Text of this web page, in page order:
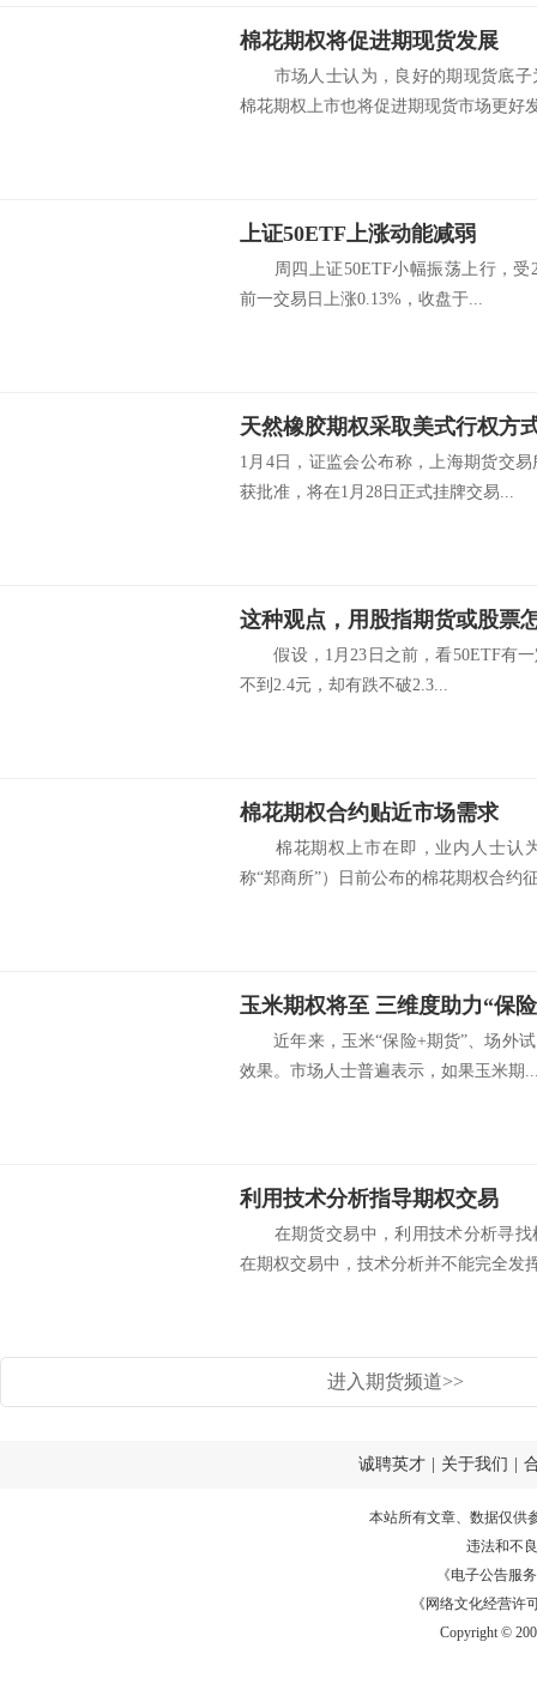
棉花期权将促进期现货发展
市场人士认为，良好的期现货底子
棉花期权上市也将促进期现货市场更好
上证50ETF上涨动能减弱
周四上证50ETF小幅振荡上行，受
前一交易日上涨0.13%，收盘于...
天然橡胶期权采取美式行权方
1月4日，证监会公布称，上海期货交
获批准，将在1月28日正式挂牌交易...
这种观点，用股指期货或股票
假设，1月23日之前，看50ETF有一
不到2.4元，却有跌不破2.3...
棉花期权合约贴近市场需求
棉花期权上市在即，业内人士认
称“郑商所”）日前公布的棉花期权合约
玉米期权将至 三维度助力“保
近年来，玉米“保险+期货”、场外试
效果。市场人士普遍表示，如果玉米期
利用技术分析指导期权交易
在期货交易中，利用技术分析寻找
在期权交易中，技术分析并不能完全发
进入期货频道>>
诚聘英才 关于我们
本站所有文章、数据仅供
违法和不
《电子公告服务
《网络文化经营许
Copyright ©